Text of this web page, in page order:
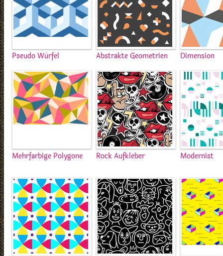
Pseudo Würfel Abstrakte Geometrien Dimension
Mehrfarbige Polygone Rock Aufkleber Modernist